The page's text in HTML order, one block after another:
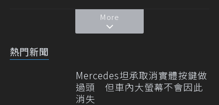
More
熱門新聞
Mercedes坦承取消實體按鍵做
過頭 但車內大螢幕不會因此
消失